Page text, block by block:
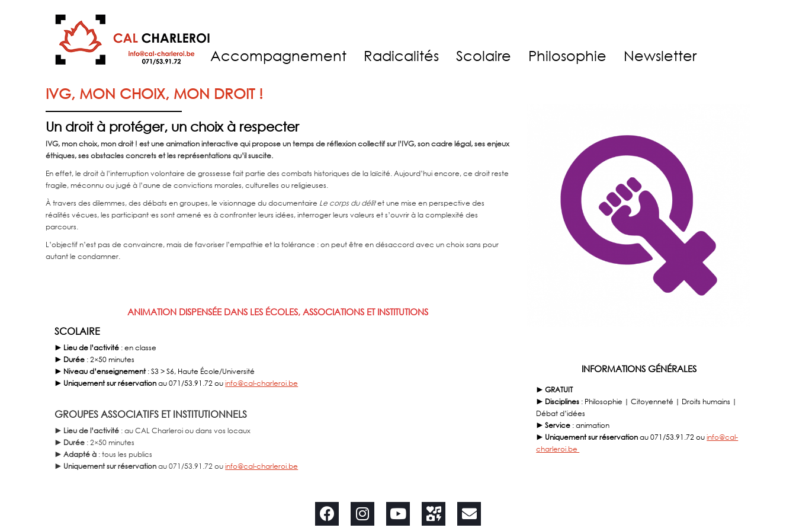
Accompagnement Radicalités Scolaire Philosophie Newsletter
IVG, MON CHOIX, MON DROIT !
Un droit à protéger, un choix à respecter
IVG, mon choix, mon droit ! est une animation interactive qui propose un temps de réflexion collectif sur l’IVG, son cadre légal, ses enjeux
éthiques, ses obstacles concrets et les représentations qu’il suscite.
En effet, le droit à l’interruption volontaire de grossesse fait partie des combats historiques de la laïcité. Aujourd’hui encore, ce droit reste
fragile, méconnu ou jugé à l’aune de convictions morales, culturelles ou religieuses.
À travers des dilemmes, des débats en groupes, le visionnage du documentaire Le corps du délitet une mise en perspective des
réalités vécues, les participant·es sont amené·es à confronter leurs idées, interroger leurs valeurs et s’ouvrir à la complexité des
parcours.
L’objectif n’est pas de convaincre, mais de favoriser l’empathie et la tolérance : on peut être en désaccord avec un choix sans pour
autant le condamner.
ANIMATION DISPENSÉE DANS LES ÉCOLES, ASSOCIATIONS ET INSTITUTIONS
SCOLAIRE
► Lieu de l’activité : en classe
► Durée : 2×50 minutes
► Niveau d’enseignement: S3 > S6, Haute École/Université
► Uniquement sur réservationau 071/53.91.72 ouinfo@cal-charleroi.be
GROUPES ASSOCIATIFS ET INSTITUTIONNELS
► Lieu de l’activité : au CAL Charleroi ou dans vos locaux
► Durée : 2×50 minutes
► Adapté à : tous les publics
► Uniquement sur réservationau 071/53.91.72 ouinfo@cal-charleroi.be
INFORMATIONS GÉNÉRALES
► GRATUIT
► Disciplines : Philosophie | Citoyenneté | Droits humains |
Débat d’idées
► Service : animation
► Uniquement sur réservationau 071/53.91.72 ouinfo@cal-
charleroi.be